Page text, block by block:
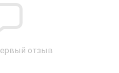
отзыв